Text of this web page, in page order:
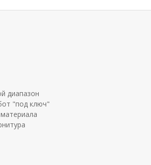
диапазон
"под ключ"